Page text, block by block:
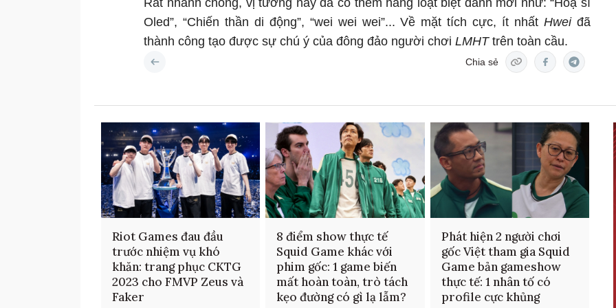
Rất nhanh chóng, vị tướng này đã có thêm hàng loạt biệt danh mới như: “Hoạ sĩ
Oled”, “Chiến thần di động”, “wei wei wei”... Về mặt tích cực, ít nhấtHweiđã
thành công tạo được sự chú ý của đông đảo người chơi LMHTtrên toàn cầu.
Chia sẻ
Riot Games đau đầu
trước nhiệm vụ khó
khăn: trang phục CKTG
2023 cho FMVP Zeus và
Faker
8 điểm show thực tế
Squid Game khác với
phim gốc: 1 game biến
mất hoàn toàn, trò tách
kẹo đường có gì lạ lẫm?
Phát hiện 2 người chơi
gốc Việt tham gia Squid
Game bản gameshow
thực tế: 1 nhân tố có
profile cực khủng